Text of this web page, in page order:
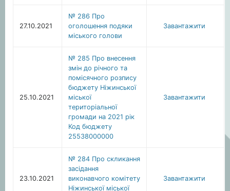
27.10.2021
№ 286 Про
оголошення подяки
міського голови
Завантажити
25.10.2021
№ 285 Про внесення
змін до річного та
помісячного розпису
бюджету Ніжинської
міської
територіальної
громади на 2021 рік
Код бюджету
25538000000
Завантажити
23.10.2021
№ 284 Про скликання
засідання
виконавчого комітету
Ніжинської міської
Завантажити